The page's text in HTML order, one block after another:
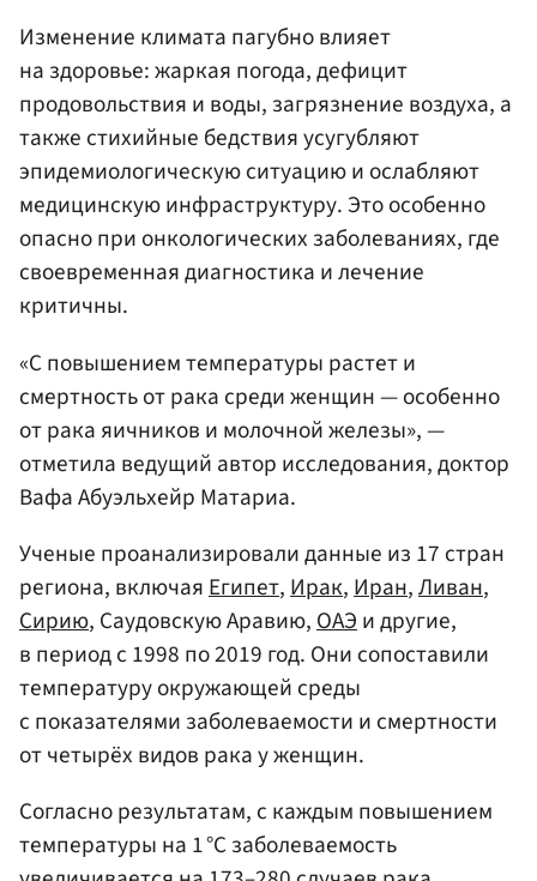
Изменение климата пагубно влияет
на здоровье: жаркая погода, дефицит
продовольствия и воды, загрязнение воздуха, а
также стихийные бедствия усугубляют
эпидемиологическую ситуацию и ослабляют
медицинскую инфраструктуру. Это особенно
опасно при онкологических заболеваниях, где
своевременная диагностика и лечение
критичны.
«С повышением температуры растет и
смертность от рака среди женщин — особенно
от рака яичников и молочной железы», —
отметила ведущий автор исследования, доктор
Вафа Абуэльхейр Матариа.
Ученые проанализировали данные из 17 стран
региона, включаяЕгипет,Ирак,Иран,Ливан,
Сирию, Саудовскую Аравию,ОАЭи другие,
в период с 1998 по 2019 год. Они сопоставили
температуру окружающей среды
с показателями заболеваемости и смертности
от четырёх видов рака у женщин.
Согласно результатам, с каждым повышением
температуры на 1 °C заболеваемость